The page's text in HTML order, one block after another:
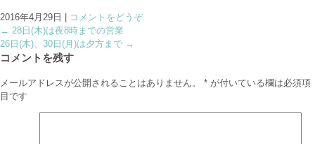
2016年4月29日
コメントをどうぞ
← 28日(木)は夜8時までの営業
26日(木)、30日(月)は夕方まで →
コメントを残す
メールアドレスが公開されることはありません。 * が付いている欄は必須項
目です